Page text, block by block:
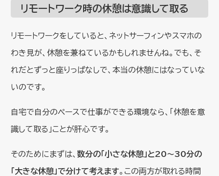
リモートワーク時の休憩は意識して取る
リモートワークをしていると、ネットサーフィンやスマホの
わき見が、休憩を兼ねているかもしれませんね。でも、そ
れだとずっと座りっぱなしで、本当の休憩にはなっていな
いのです。
自宅で自分のペースで仕事ができる環境なら、「休憩を意
識して取る」ことが肝心です。
そのためにまずは、数分の「小さな休憩」と20～30分の
「大きな休憩」で分けて考えます。この両方が取れる時間